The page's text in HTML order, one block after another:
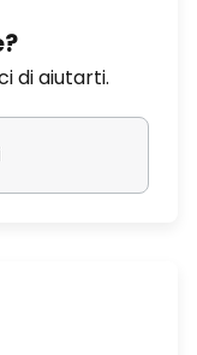
di aiutarti.